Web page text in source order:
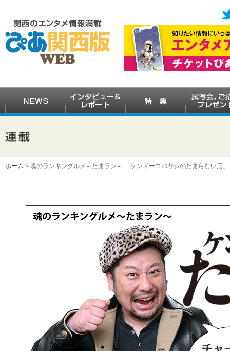
ホーム > 魂のランキングルメ～たまラン～ 「ケンドーコバヤシのたまらない店」